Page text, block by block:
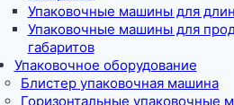
Упаковочные машины для
Упаковочные машины для
габаритов
Упаковочное оборудование
Блистер упаковочная машина
Горизонтальные упаковочные